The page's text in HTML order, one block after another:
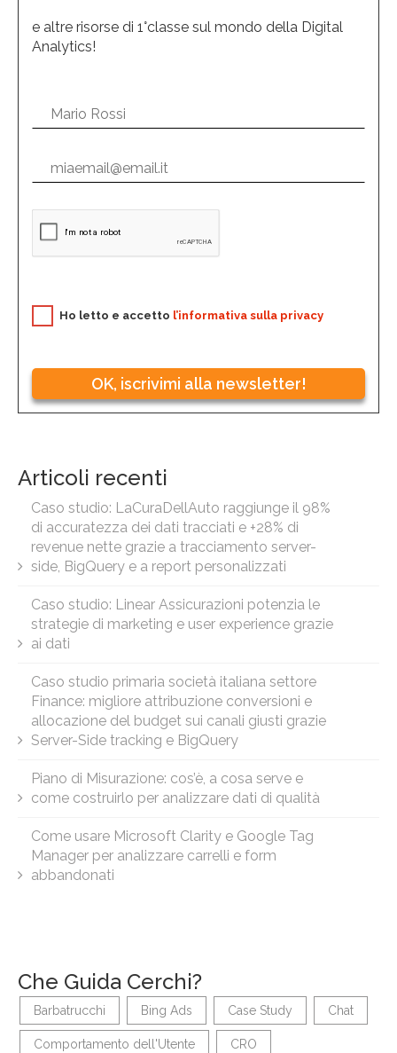
e altre risorse di 1°classe sul mondo della Digital
Analytics!
Ho letto e accetto l’informativa sulla privacy
OK, iscrivimi alla newsletter!
Articoli recenti
Caso studio: LaCuraDellAuto raggiunge il 98%
di accuratezza dei dati tracciati e +28% di
revenue nette grazie a tracciamento server-
side, BigQuery e a report personalizzati
Caso studio: Linear Assicurazioni potenzia le
strategie di marketing e user experience grazie
ai dati
Caso studio primaria società italiana settore
Finance: migliore attribuzione conversioni e
allocazione del budget sui canali giusti grazie
Server-Side tracking e BigQuery
Piano di Misurazione: cos’è, a cosa serve e
come costruirlo per analizzare dati di qualità
Come usare Microsoft Clarity e Google Tag
Manager per analizzare carrelli e form
abbandonati
Che Guida Cerchi?
Barbatrucchi Bing Ads Case Study Chat
Comportamento dell'Utente CRO